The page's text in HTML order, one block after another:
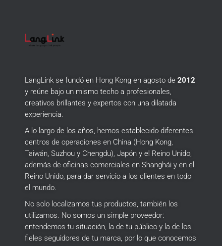
LangLink se fundó en Hong Kong en agosto de 2012
y reúne bajo un mismo techo a profesionales,
creativos brillantes y expertos con una dilatada
experiencia.
A lo largo de los años, hemos establecido diferentes
centros de operaciones en China (Hong Kong,
Taiwán, Suzhou y Chengdu), Japón y el Reino Unido,
además de oficinas comerciales en Shanghái y en el
Reino Unido, para dar servicio a los clientes en todo
el mundo.
No solo localizamos tus productos, también los
utilizamos. No somos un simple proveedor:
entendemos tu situación, la de tu público y la de los
fieles seguidores de tu marca, por lo que conocemos